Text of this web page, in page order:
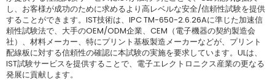
し、お客様が成功のために求めるより高レベルな安全/信頼性試験を提供
することができます。IST技術は、IPC TM-650-2.6.26Aに準じた加速信
頼性試験法で、大手のOEM/ODM企業、CEM（電子機器の契約製造会
社）、材料メーカー、特にプリント基板製造メーカーなどが、プリント
配線板に対する信頼性の確認に本試験の実施を要求しています。ULは、
IST試験サービスを提供することで、電子エレクトロニクス産業の更なる
発展に貢献します。